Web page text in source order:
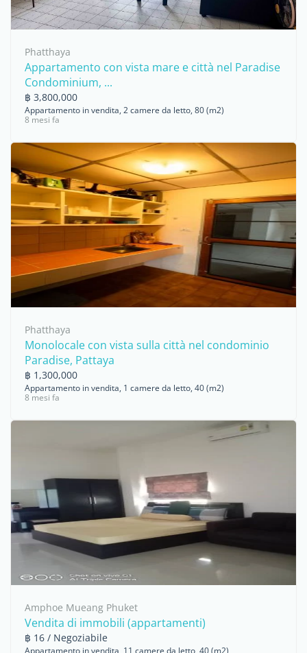
Phatthaya
Appartamento con vista mare e città nel Paradise
Condominium, ...
฿ 3,800,000
Appartamento in vendita, 2 camere da letto, 80 (m2)
8 mesi fa
Phatthaya
Monolocale con vista sulla città nel condominio
Paradise, Pattaya
฿ 1,300,000
Appartamento in vendita, 1 camere da letto, 40 (m2)
8 mesi fa
Amphoe Mueang Phuket
Vendita di immobili (appartamenti)
฿ 16 / Negoziabile
Appartamento in vendita, 11 camere da letto, 40 (m2)